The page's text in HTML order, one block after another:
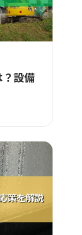
設備